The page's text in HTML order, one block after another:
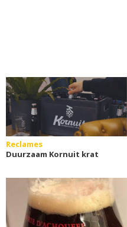
Reclames
Duurzaam Kornuit krat